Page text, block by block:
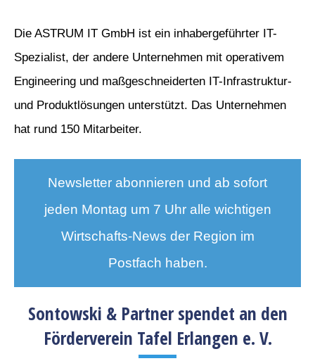
Die ASTRUM IT GmbH ist ein inhabergeführter IT-
Spezialist, der andere Unternehmen mit operativem
Engineering und maßgeschneiderten IT-Infrastruktur-
und Produktlösungen unterstützt. Das Unternehmen
hat rund 150 Mitarbeiter.
Newsletter abonnieren und ab sofort
jeden Montag um 7 Uhr alle wichtigen
Wirtschafts-News der Region im
Postfach haben.
Sontowski & Partner spendet an den
Förderverein Tafel Erlangen e. V.